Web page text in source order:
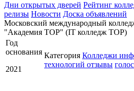
Дни открытых дверей Рейтинг
релизы Новости Доска объявлений
Московский международный
"Академия TOP" (IT колледж TOP)
Год
основания
2021
Категория Колледжи
технологий отзывы